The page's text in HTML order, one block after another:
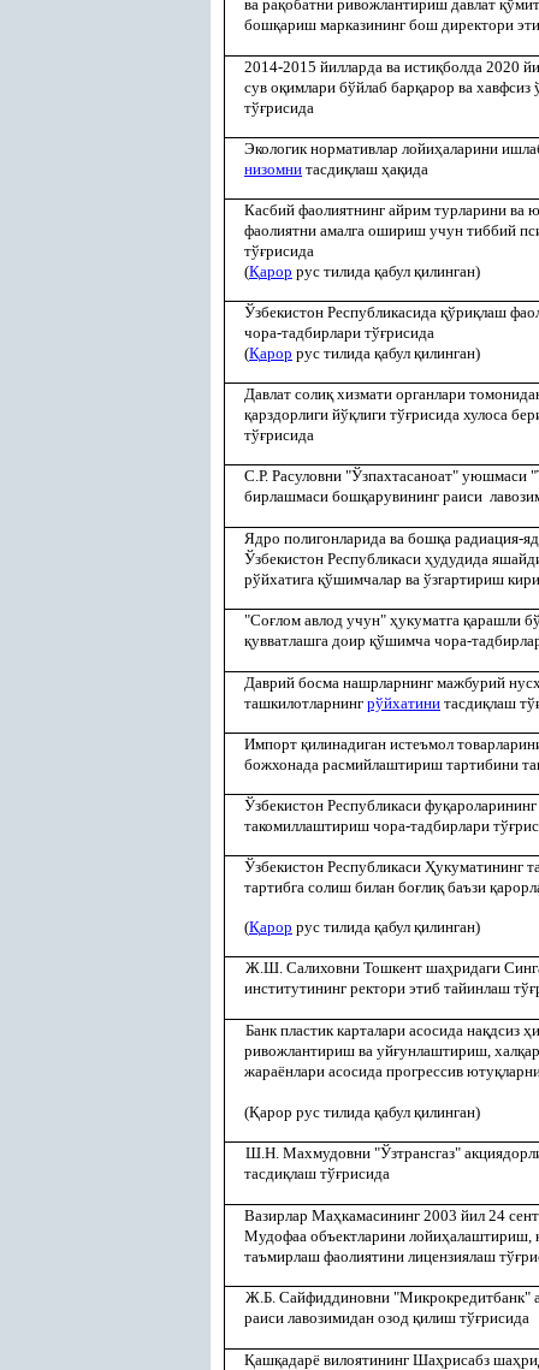
ва рақобатни ривожлантириш давлат қ
бошқариш марказининг бош директори
2014-2015 йилларда ва истиқболда 2020
сув оқимлари бўйлаб барқарор ва
тўғрисида
Экологик нормативлар лойиҳаларини
низомни тасдиқлаш ҳақида
Касбий фаолиятнинг айрим турларини ва
фаолиятни амалга ошириш учун тиббий
тўғрисида
(Қарор рус тилида қабул қилинган)
Ўзбекистон Республикасида қўриқлаш
чора-тадбирлари тўғрисида
(Қарор рус тилида қабул қилинган)
Давлат солиқхизмати органлари
қарздорлиги йўқлиги тўғрисида хулоса
тўғрисида
С.Р. Расуловни "Ўзпахтасаноат" уюшмаси
бирлашмаси бошқарувининг раиси
Ядро полигонларида ва бошқа радиация-
Ўзбекистон Республикаси ҳудудида
рўйхатига қўшимчалар ва ўзгартириш
"Соғлом авлод учун" ҳукуматга қарашли
қувватлашга доир қўшимча чора-
Даврий босма нашрларнинг мажбурий
ташкилотларнинг рўйхатини тасдиқлаш тў
Импорт қилинадиган истеъмол
божхонада расмийлаштириш тартибини
Ўзбекистон Республикаси фуқароларининг
такомиллаштириш чора-тадбирлари тўғ
Ўзбекистон Республикаси Ҳукуматининг
тартибга солиш билан боғлиқбаъзи қ
(Қарор рус тилида қабул қилинган)
Ж.Ш. Салиховни Тошкент шаҳридаги
институтининг ректори этиб тайинлаш тўғ
Банк пластик карталари асосида нақдсиз ҳ
ривожлантириш ва уйғунлаштириш, халқ
жараёнлари асосида прогрессив ютуқ
(Қарор рус тилида қабул қилинган)
Ш.Н. Махмудовни "Ўзтрансгаз"
тасдиқлаш тўғрисида
Вазирлар Маҳкамасининг 2003 йил 24
Мудофаа объектларини лойиҳалаштириш,
таъмирлаш фаолиятини лицензиялаш тўғ
Ж.Б. Сайфиддиновни "Микрокредитбанк"
раиси лавозимидан озод қилиш тўғрисида
Қашқадарё вилоятининг Шаҳрисабз шаҳ